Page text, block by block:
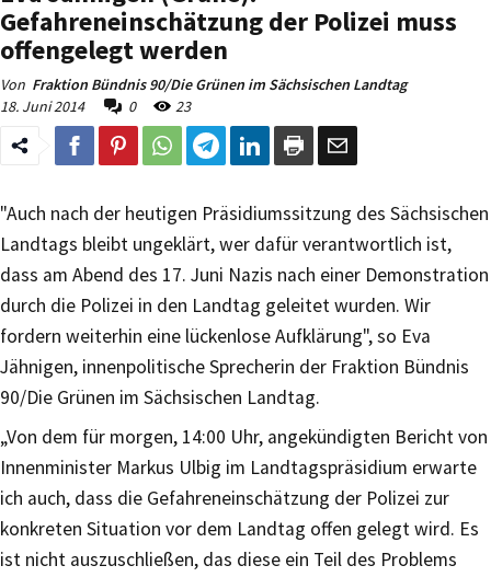
Gefahreneinschätzung der Polizei muss
offengelegt werden
Von Fraktion Bündnis 90/Die Grünen im Sächsischen Landtag
18. Juni 2014
0 23
"Auch nach der heutigen Präsidiumssitzung des Sächsischen
Landtags bleibt ungeklärt, wer dafür verantwortlich ist,
dass am Abend des 17. Juni Nazis nach einer Demonstration
durch die Polizei in den Landtag geleitet wurden. Wir
fordern weiterhin eine lückenlose Aufklärung", so Eva
Jähnigen, innenpolitische Sprecherin der Fraktion Bündnis
90/Die Grünen im Sächsischen Landtag.
„Von dem für morgen, 14:00 Uhr, angekündigten Bericht von
Innenminister Markus Ulbig im Landtagspräsidium erwarte
ich auch, dass die Gefahreneinschätzung der Polizei zur
konkreten Situation vor dem Landtag offen gelegt wird. Es
ist nicht auszuschließen, das diese ein Teil des Problems